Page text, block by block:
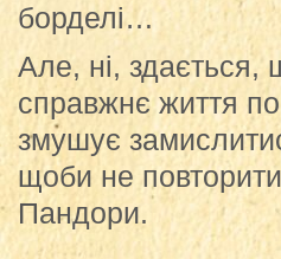
борделі…
Але, ні,
справжнє життя
змушує
щоби не
Пандори.